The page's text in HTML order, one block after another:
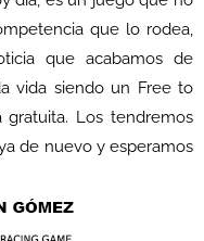
que lo rodea,
que acabamos de
vida siendo un Free to
Los tendremos
de nuevo y esperamos